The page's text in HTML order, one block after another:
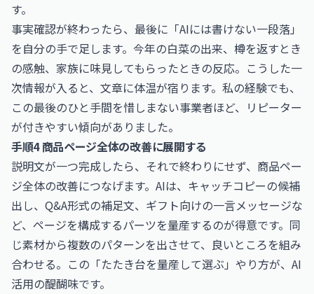
す。
事実確認が終わったら、最後に「AIには書けない一段落」
を自分の手で足します。今年の白菜の出来、樽を返すとき
の感触、家族に味見してもらったときの反応。こうした一
次情報が入ると、文章に体温が宿ります。私の経験でも、
この最後のひと手間を惜しまない事業者ほど、リピーター
が付きやすい傾向がありました。
手順4 商品ページ全体の改善に展開する
説明文が一つ完成したら、それで終わりにせず、商品ペー
ジ全体の改善につなげます。AIは、キャッチコピーの候補
出し、Q&A形式の補足文、ギフト向けの一言メッセージな
ど、ページを構成するパーツを量産するのが得意です。同
じ素材から複数のパターンを出させて、良いところを組み
合わせる。この「たたき台を量産して選ぶ」やり方が、AI
活用の醍醐味です。